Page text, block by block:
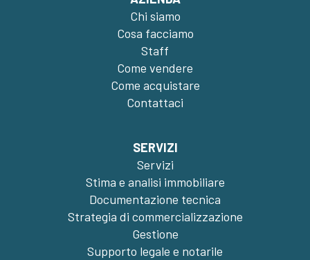
Chi siamo
Cosa facciamo
Staff
Come vendere
Come acquistare
Contattaci
SERVIZI
Servizi
Stima e analisi immobiliare
Documentazione tecnica
Strategia di commercializzazione
Gestione
Supporto legale e notarile